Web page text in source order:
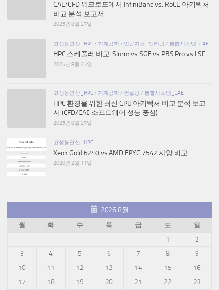
CAE/CFD 워크로드에서 InfiniBand vs. RoCE 아키텍처
비교 분석 보고서
2025년 8월 27일
고성능연산_HPC/ 기계공학/ 인공지능_딥러닝 / 통합시스템_CAE
HPC 스케줄러 비교: Slurm vs SGE vs PBS Pro vs LSF
2025년 8월 27일
고성능연산_HPC/ 기계공학/ 컨설팅 / 통합시스템_CAE
HPC 환경을 위한 최신 CPU 아키텍처 비교 분석 보고
서 (CFD/CAE 소프트웨어 성능 중심)
2025년 8월 27일
고성능연산_HPC
Xeon Gold 6240 vs AMD EPYC 7542 사양 비교
2020년 2월 11일
2026 8월
월
화 수 목 금 토
일
1
2
3
4 5 6 7 8
9
10
11 12 13 14 15
16
17
18 19 20 21 22 23